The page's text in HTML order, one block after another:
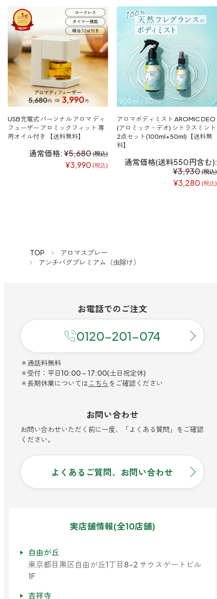
USB充電式 パーソナル アロマ ディ
フューザー アロミックフィット 専
用オイル付き 【送料無料】
通常価格:¥5,680(税込)
¥3,990 (税込)
アロマボディミスト AROMIC DEO
(アロミック・デオ) シトラスミント
2点セット(100ml+50ml)【送料無
料】
通常価格(送料550円含む):
¥3,930(税込)
¥3,280 (税込)
TOP
アロマスプレー
アンチバグプレミアム（虫除け）
お電話でのご注文
0120-201-074
＊通話料無料
＊受付：平日10:00～17:00(土日祝定休)
＊長期休業については こちら をご確認ください
お問い合わせ
お問い合わせいただく前に一度、「よくある質問」をご確認
ください。
よくあるご質問、お問い合わせ
実店舗情報(全10店舗)
自由が丘
東京都目黒区自由が丘1丁目8-2 サウスゲートビル
1F
吉祥寺